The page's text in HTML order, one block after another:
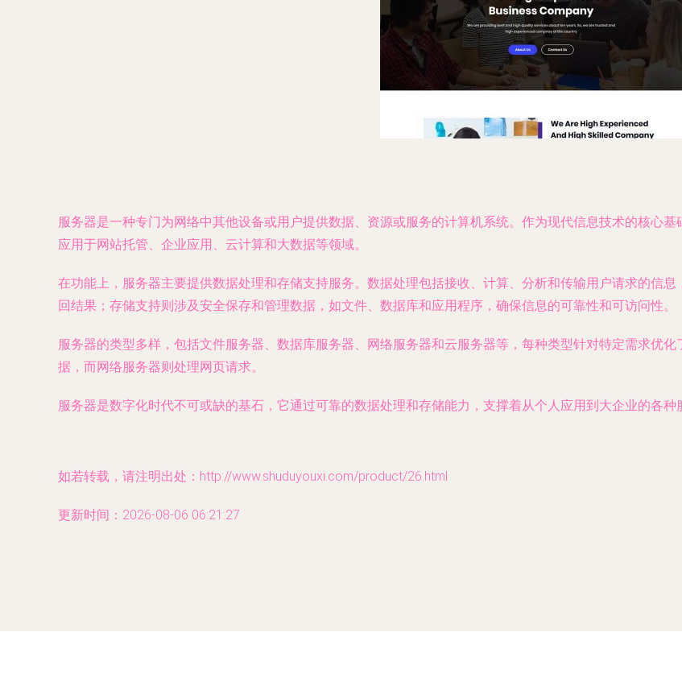
服务器是一种专门为网络中其他设备或用户提供数据、资源或服务的计算机系统。作为现代信息技术的核心
应用于网站托管、企业应用、云计算和大数据等领域。
在功能上，服务器主要提供数据处理和存储支持服务。数据处理包括接收、计算、分析和传输用户请求的信
回结果；存储支持则涉及安全保存和管理数据，如文件、数据库和应用程序，确保信息的可靠性和可访问性。
服务器的类型多样，包括文件服务器、数据库服务器、网络服务器和云服务器等，每种类型针对特定需求优
据，而网络服务器则处理网页请求。
服务器是数字化时代不可或缺的基石，它通过可靠的数据处理和存储能力，支撑着从个人应用到大企业的各种
如若转载，请注明出处：http://www.shuduyouxi.com/product/26.html
更新时间：2026-08-06 06:21:27